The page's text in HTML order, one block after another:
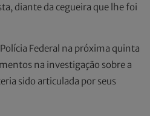
diante da cegueira que lhe foi
Federal na próxima quinta
na investigação sobre a
sido articulada por seus